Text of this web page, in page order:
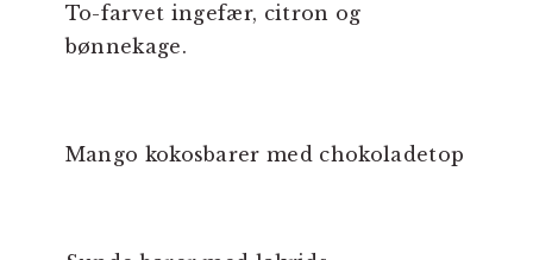
To-farvet ingefær, citron og
bønnekage.
Mango kokosbarer med chokoladetop